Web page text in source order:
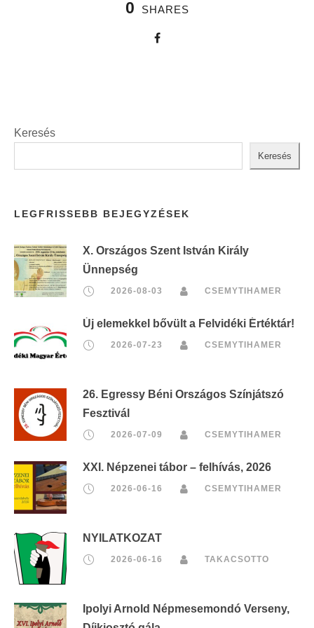
0 SHARES
Keresés
Keresés
LEGFRISSEBB BEJEGYZÉSEK
X. Országos Szent István Király
Ünnepség
2026-08-03 CSEMYTIHAMER
Új elemekkel bővült a Felvidéki Értéktár!
2026-07-23 CSEMYTIHAMER
26. Egressy Béni Országos Színjátszó
Fesztivál
2026-07-09 CSEMYTIHAMER
XXI. Népzenei tábor – felhívás, 2026
2026-06-16 CSEMYTIHAMER
NYILATKOZAT
2026-06-16 TAKACSOTTO
Ipolyi Arnold Népmesemondó Verseny,